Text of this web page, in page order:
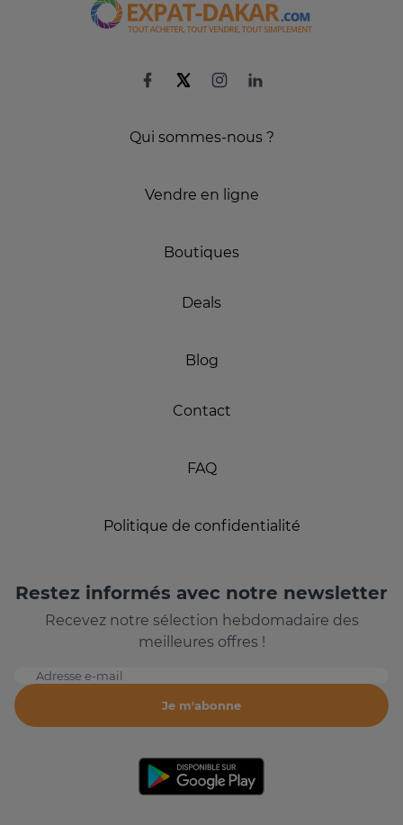
Qui sommes-nous ?
Vendre en ligne
Boutiques
Deals
Blog
Contact
FAQ
Politique de confidentialité
Restez informés avec notre newsletter
Recevez notre sélection hebdomadaire des
meilleures offres !
Adresse e-mail
Je m'abonne